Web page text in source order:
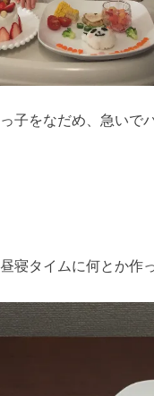
子をなだめ、急いで
寝タイムに何とか作